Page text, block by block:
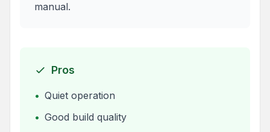
manual.
Pros
• Quiet operation
• Good build quality